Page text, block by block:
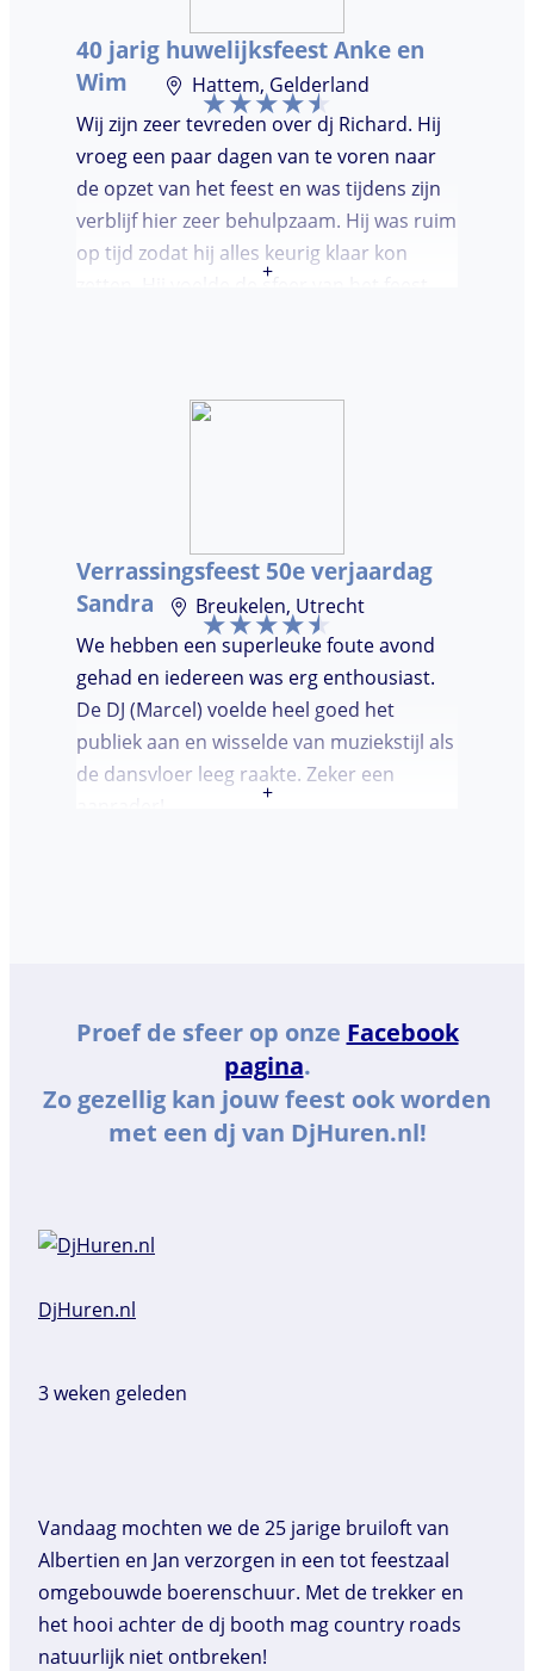
verzoeknummers aan te vragen.
40 jarig huwelijksfeest Anke en
Wim
Hattem, Gelderland
Wij zijn zeer tevreden over dj Richard. Hij
vroeg een paar dagen van te voren naar
de opzet van het feest en was tijdens zijn
verblijf hier zeer behulpzaam. Hij was ruim
op tijd zodat hij alles keurig klaar kon
zetten. Hij voelde de sfeer van het feest
goed is gedanst!
+
Verrassingsfeest 50e verjaardag
Sandra
Breukelen, Utrecht
We hebben een superleuke foute avond
gehad en iedereen was erg enthousiast.
De DJ (Marcel) voelde heel goed het
publiek aan en wisselde van muziekstijl als
de dansvloer leeg raakte. Zeker een
+
Proef de sfeer op onze Facebook
pagina.
Zo gezellig kan jouw feest ook worden
met een dj van DjHuren.nl!
DjHuren.nl️
3 weken geleden
Vandaag mochten we de 25 jarige bruiloft van
Albertien en Jan verzorgen in een tot feestzaal
omgebouwde boerenschuur. Met de trekker en
het hooi achter de dj booth mag country roads
natuurlijk niet ontbreken!